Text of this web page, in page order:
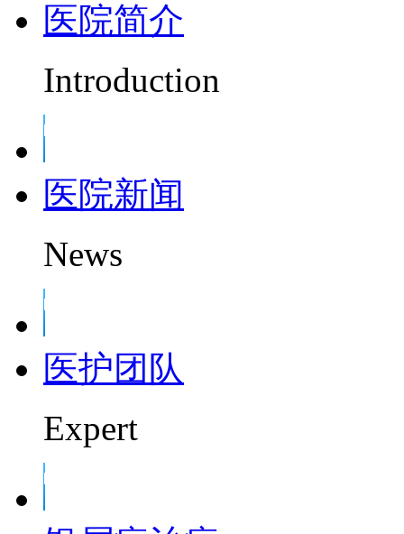
医院简介
Introduction
医院新闻
News
医护团队
Expert